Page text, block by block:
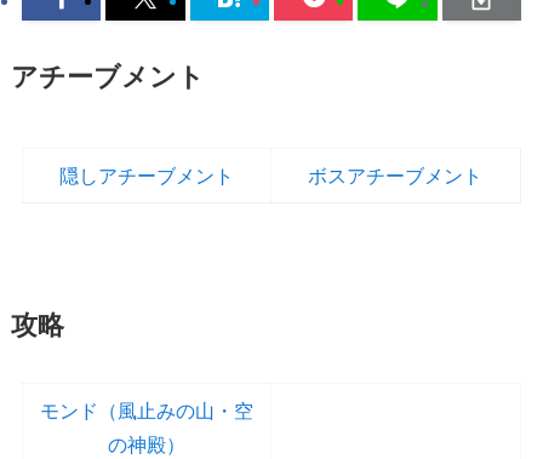
アチーブメント
隠しアチーブメント ボスアチーブメント
攻略
モンド（風止みの山・空
の神殿）